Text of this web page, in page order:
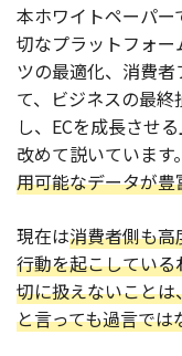
本ホワイトペーパ
切なプラットフォ
ツの最適化、消費
て、ビジネスの最
し、ECを成長させ
改めて説いています
用可能なデータが
現在は消費者側も
行動を起こしてい
切に扱えないこと
と言っても過言では